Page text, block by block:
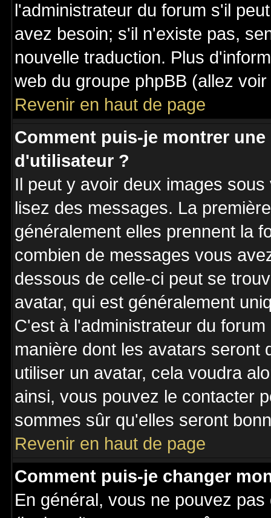
l'administrateur du forum s'il
avez besoin; s'il n'existe pas,
nouvelle traduction. Plus
web du groupe phpBB (allez
Revenir en haut de page
Comment puis-je montrer
d'utilisateur ?
Il peut y avoir deux images
lisez des messages. La
généralement elles prennent la
combien de messages vous
dessous de celle-ci peut se
avatar, qui est généralement
C'est à l'administrateur du
manière dont les avatars seront
utiliser un avatar, cela voudra
ainsi, vous pouvez le contacter
sommes sûr qu'elles seront
Revenir en haut de page
Comment puis-je changer
En général, vous ne pouvez